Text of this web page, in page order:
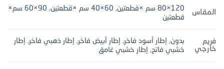
المقاس
120×80 سم ×قطعتين , 60×40 سم ×قطعتين ,
90×60 سم×
قطعتين
فريم
خارجي
بدون, إطار أسود فاخر, إطار أبيض فاخر, إطار ذهبي فاخر,
إطار
خشبي فاتح, إطار خشبي غامق